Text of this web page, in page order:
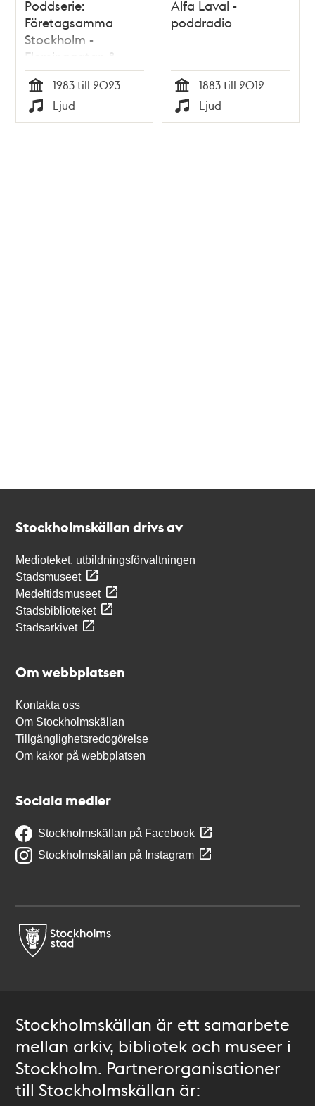
Poddserie:
Företagsamma
Stockholm -
Fleminggatan 8,
Alfa Laval
Tid
1983 till 2023
Typ
Ljud
Alfa Laval -
poddradio
Tid
1883 till 2012
Typ
Ljud
Stockholmskällan drivs av
Medioteket, utbildningsförvaltningen
Stadsmuseet
Medeltidsmuseet
Stadsbiblioteket
Stadsarkivet
Om webbplatsen
Kontakta oss
Om Stockholmskällan
Tillgänglighetsredogörelse
Om kakor på webbplatsen
Sociala medier
Stockholmskällan på Facebook
Stockholmskällan på Instagram
Stockholmskällan är ett samarbete
mellan arkiv, bibliotek och museer i
Stockholm. Partnerorganisationer
till Stockholmskällan är: